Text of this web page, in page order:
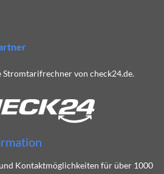
von check24.de.
Kontaktmöglichkeiten für über 1000